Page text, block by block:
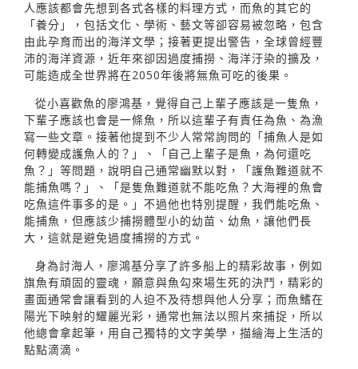
人應該都會先想到各式各樣的料理方式，而魚的其它的
「養分」，包括文化、學術、藝文等卻容易被忽略，包含
由此孕育而出的海洋文學；接著更提出警告，全球曾經豐
沛的海洋資源，近年來卻因過度捕撈、海洋汙染的擴及，
可能造成全世界將在2050年後將無魚可吃的後果。
從小喜歡魚的廖鴻基，覺得自己上輩子應該是一隻魚，
下輩子應該也會是一條魚，所以這輩子有責任為魚、為漁
寫一些文章。接著他提到不少人常常詢問的「捕魚人是如
何轉變成護魚人的？」、「自己上輩子是魚，為何還吃
魚？」等問題，說明自己通常幽默以對，「護魚難道就不
能捕魚嗎？」、「是隻魚難道就不能吃魚？大海裡的魚會
吃魚這件事多的是。」不過他也特別提醒，我們能吃魚、
能捕魚，但應該少捕撈體型小的幼苗、幼魚，讓他們長
大，這就是避免過度捕撈的方式。
身為討海人，廖鴻基分享了許多船上的精彩故事，例如
旗魚有頑固的靈魂，願意與魚勾來場生死的決鬥，精彩的
畫面通常會讓看到的人迫不及待想與他人分享；而魚鰭在
陽光下映射的耀麗光彩，通常也無法以照片來捕捉，所以
他總會拿起筆，用自己獨特的文字美學，描繪海上生活的
點點滴滴。